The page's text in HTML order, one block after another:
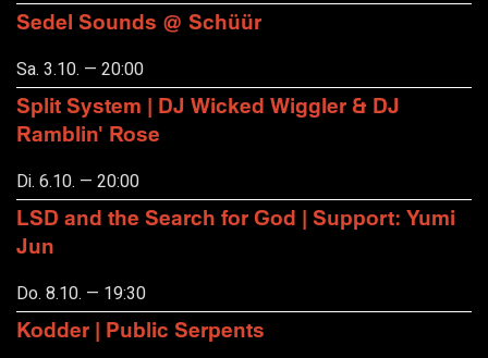
Sedel Sounds @ Schüür
Sa. 3.10. — 20:00
Split System | DJ Wicked Wiggler & DJ
Ramblin' Rose
Di. 6.10. — 20:00
LSD and the Search for God | Support: Yumi
Jun
Do. 8.10. — 19:30
Kodder | Public Serpents